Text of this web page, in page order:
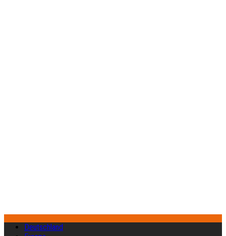
Deutschland